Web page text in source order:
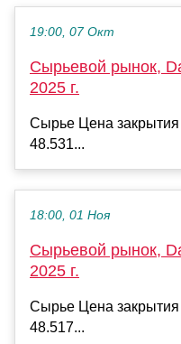
19:00, 07 Окт
Сырьевой рынок,
2025 г.
Сырье Цена
48.531...
18:00, 01 Ноя
Сырьевой рынок,
2025 г.
Сырье Цена
48.517...